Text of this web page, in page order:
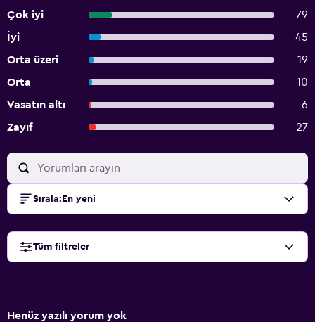
Çok iyi
79
İyi
45
Orta üzeri
19
Orta
10
Vasatın altı
6
Zayıf
27
Sırala: En yeni
Tüm filtreler
Henüz yazılı yorum yok